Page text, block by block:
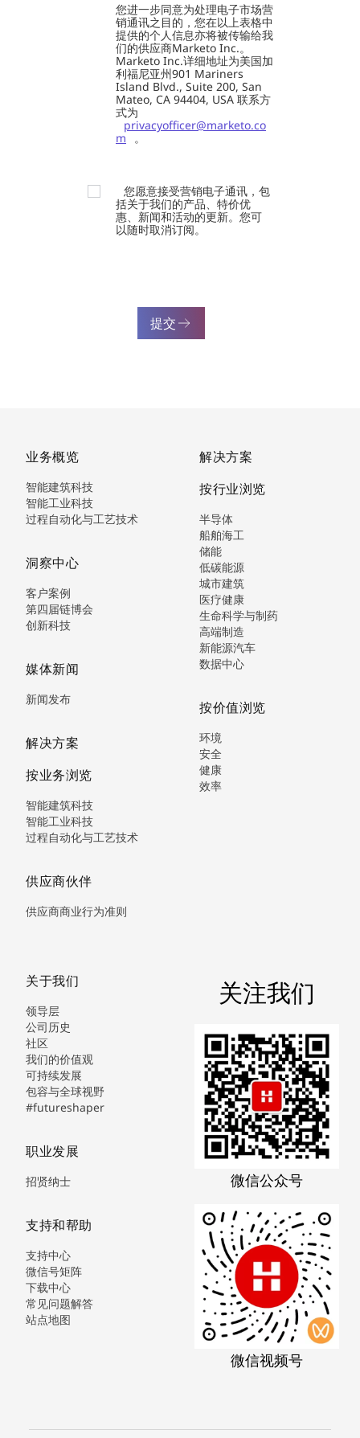
您进一步同意为处理电子市场营
销通讯之目的，您在以上表格中
提供的个人信息亦将被传输给我
们的供应商Marketo Inc.。
Marketo Inc.详细地址为美国加
利福尼亚州901 Mariners
Island Blvd., Suite 200, San
Mateo, CA 94404, USA 联系方
式为
privacyofficer@marketo.co
m 。
您愿意接受营销电子通讯，包
括关于我们的产品、特价优
惠、新闻和活动的更新。您可
以随时取消订阅。
提交
业务概览
智能建筑科技
智能工业科技
过程自动化与工艺技术
洞察中心
客户案例
第四届链博会
创新科技
媒体新闻
新闻发布
解决方案
按业务浏览
智能建筑科技
智能工业科技
过程自动化与工艺技术
供应商伙伴
供应商商业行为准则
解决方案
按行业浏览
半导体
船舶海工
储能
低碳能源
城市建筑
医疗健康
生命科学与制药
高端制造
新能源汽车
数据中心
按价值浏览
环境
安全
健康
效率
关于我们
领导层
公司历史
社区
我们的价值观
可持续发展
包容与全球视野
#futureshaper
职业发展
招贤纳士
支持和帮助
支持中心
微信号矩阵
下载中心
常见问题解答
站点地图
关注我们
微信公众号
微信视频号